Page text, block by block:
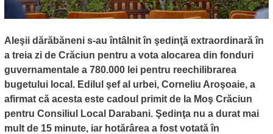
Aleşii dărăbăneni s-au întâlnit în şedinţă extraordinară în
a treia zi de Crăciun pentru a vota alocarea din fonduri
guvernamentale a 780.000 lei pentru reechilibrarea
bugetului local. Edilul şef al urbei, Corneliu Aroşoaie, a
afirmat că acesta este cadoul primit de la Moş Crăciun
pentru Consiliul Local Darabani. Şedinţa nu a durat mai
mult de 15 minute, iar hotărârea a fost votată în